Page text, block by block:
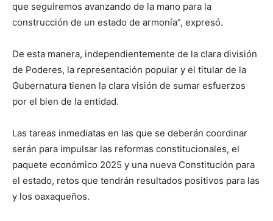
que seguiremos avanzando de la mano para la
construcción de un estado de armonía”, expresó.
De esta manera, independientemente de la clara división
de Poderes, la representación popular y el titular de la
Gubernatura tienen la clara visión de sumar esfuerzos
por el bien de la entidad.
Las tareas inmediatas en las que se deberán coordinar
serán para impulsar las reformas constitucionales, el
paquete económico 2025 y una nueva Constitución para
el estado, retos que tendrán resultados positivos para las
y los oaxaqueños.